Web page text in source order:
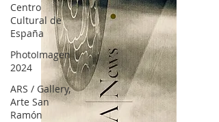
Centro
Cultural de
España
PhotoImagen
2024
ARS / Gallery,
Arte San
Ramón